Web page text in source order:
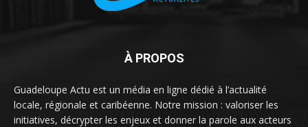
À PROPOS
Guadeloupe Actu est un média en ligne dédié à l’actualité
locale, régionale et caribéenne. Notre mission : valoriser les
initiatives, décrypter les enjeux et donner la parole aux acteurs